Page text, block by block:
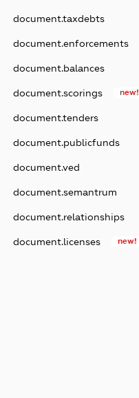
document.taxdebts
document.enforcements
document.balances
document.scorings new!
document.tenders
document.publicfunds
document.ved
document.semantrum
document.relationships
document.licenses new!